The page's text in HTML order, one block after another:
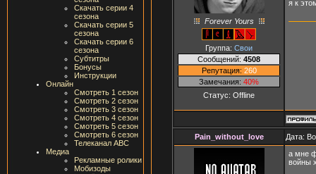
Скачать серии 4
сезона
Скачать серии 5
сезона
Скачать серии 6
сезона
Субтитры
Бонусы
Инструкции
Онлайн
Смотреть 1 сезон
Смотреть 2 сезон
Смотреть 3 сезон
Смотреть 4 сезон
Смотреть 5 сезон
Смотреть 6 сезон
Телеканал ABC
Медиа
Рекламные ролики
Мобизоды
Forever Yours
Группа: Свои
Сообщений: 4508
Репутация: 260
Замечания: 40%
Статус: Offline
я к
Pain_without_love Дата:
а мне
войны